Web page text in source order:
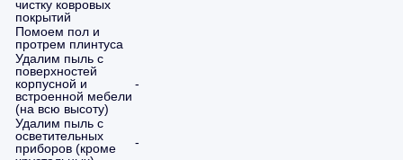
чистку ковровых
покрытий
Помоем пол и
протрем плинтуса
Удалим пыль с
поверхностей
корпусной и
встроенной мебели
(на всю высоту)
-
Удалим пыль с
осветительных
приборов (кроме
-